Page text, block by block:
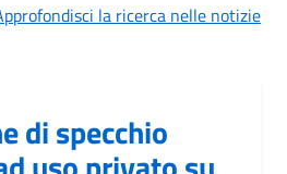
la ricerca nelle notizie
di specchio